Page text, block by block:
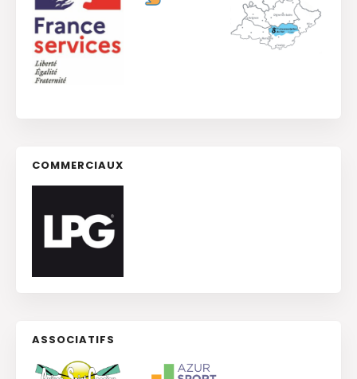
COMMERCIAUX
ASSOCIATIFS